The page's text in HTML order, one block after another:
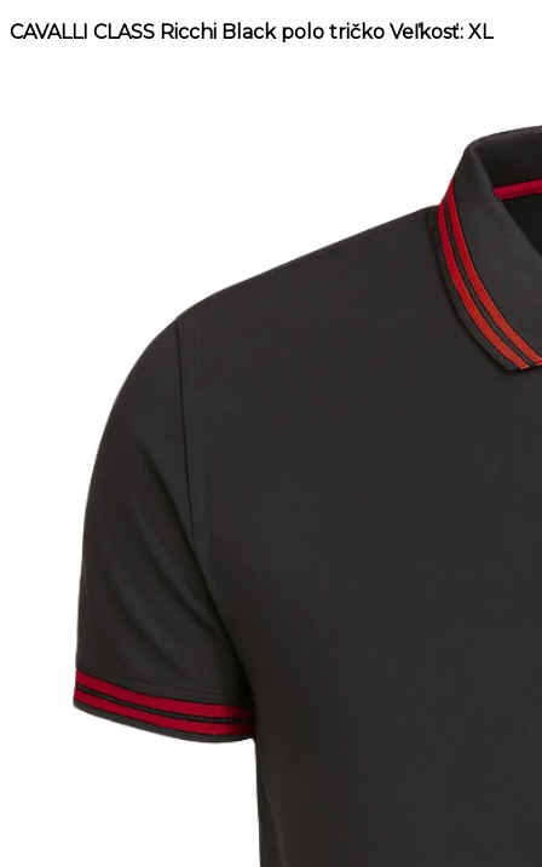
CAVALLI CLASS Ricchi Black polo tričko Veľkosť: XL